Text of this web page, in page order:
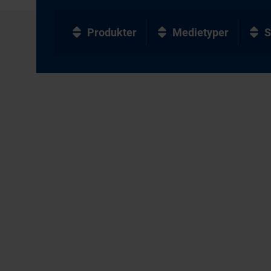
Produkter Medietyper